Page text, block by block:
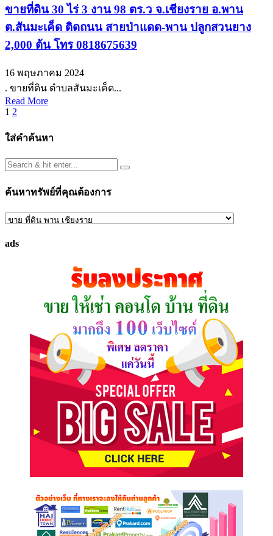
ขายที่ดิน 30 ไร่ 3 งาน 98 ตร.ว จ.เชียงราย อ.พาน
ต.สันมะเค็ด ติดถนน สายป่าแดด-พาน ปลูกสวนยาง
2,000 ต้น โทร 0818675639
16 พฤษภาคม 2024
. ขายที่ดิน ตำบลสันมะเค็ด...
Read More
Posts
pagination
1 2
ใส่คำค้นหา
ค้นหาทรัพย์ที่คุณต้องการ
ค้นหา
ที่
ads